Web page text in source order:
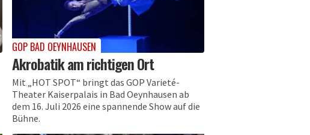
GOP BAD OEYNHAUSEN
Akrobatik am richtigen Ort
Mit „HOT SPOT“ bringt das GOP Varieté-
Theater Kaiserpalais in Bad Oeynhausen ab
dem 16. Juli 2026 eine spannende Show auf die
Bühne.